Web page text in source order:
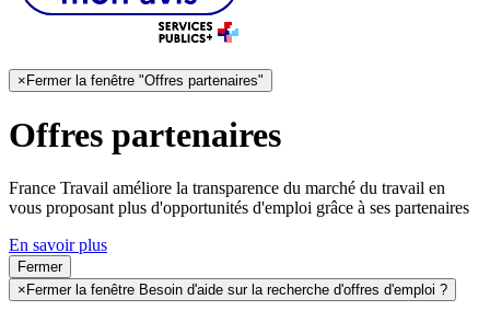
×Fermer la fenêtre "Offres partenaires"
Offres partenaires
France Travail améliore la transparence du marché du travail en
vous proposant plus d'opportunités d'emploi grâce à ses partenaires
En savoir plus
Fermer
× Fermer la fenêtre Besoin d'aide sur la recherche d'offres d'emploi ?